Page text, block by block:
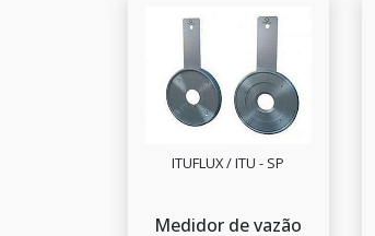
ITUFLUX / ITU - SP
Medidor de vazão